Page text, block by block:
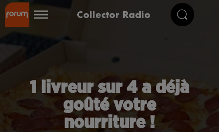
Collector Radio
1 livreur sur 4 a déjà
goûté votre
nourriture !